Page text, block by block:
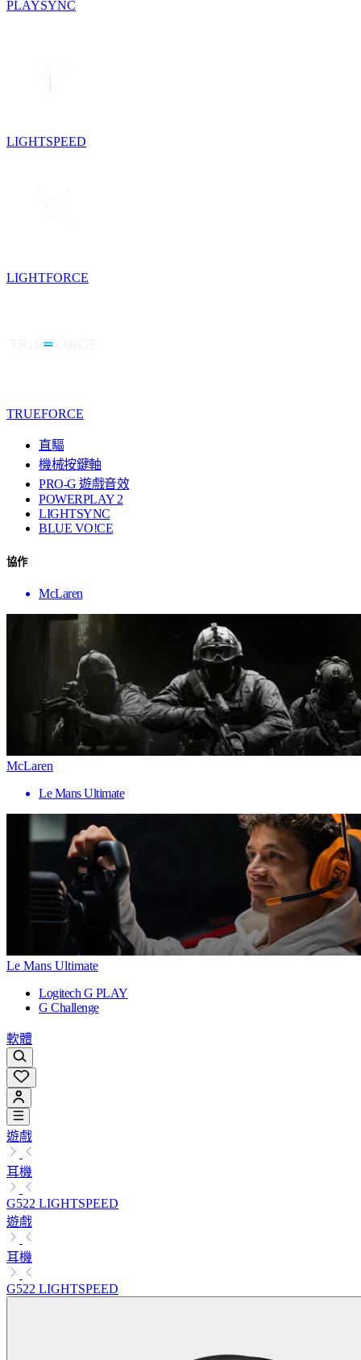
PLAYSYNC
LIGHTSPEED
LIGHTFORCE
TRUEFORCE
直驅
機械按鍵軸
PRO-G 遊戲音效
POWERPLAY 2
LIGHTSYNC
BLUE VO!CE
協作
McLaren
McLaren
Le Mans Ultimate
Le Mans Ultimate
Logitech G PLAY
G Challenge
軟體
遊戲
耳機
G522 LIGHTSPEED
遊戲
耳機
G522 LIGHTSPEED